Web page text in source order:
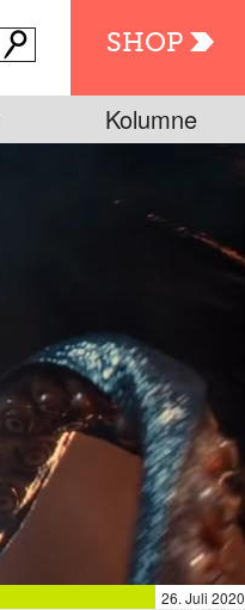
SHOP
Kolumne
26. Juli 2020